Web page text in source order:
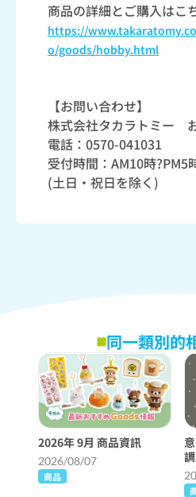
商品の詳細とご購入はこ
https://
o/goods/hobby.html
【お問い合わせ】
株式会社タカラトミー
電話：0570-041031
受付時間：AM10時
(土日・祝日を除く)
同一類別的
2026年 9月 商品資訊
2026/08/07
商品